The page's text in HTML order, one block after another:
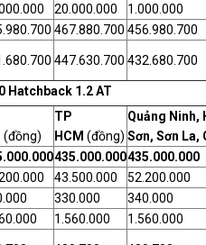
20.000.000 1.000.000
467.880.700 456.980.700
447.630.700 432.680.700
Hatchback 1.2 AT
(đồng)
TP
HCM (đồng)
Quảng Ninh,
Sơn, Sơn La,
435.000.000435.000.000
43.500.000 52.200.000
330.000 340.000
1.560.000 1.560.000